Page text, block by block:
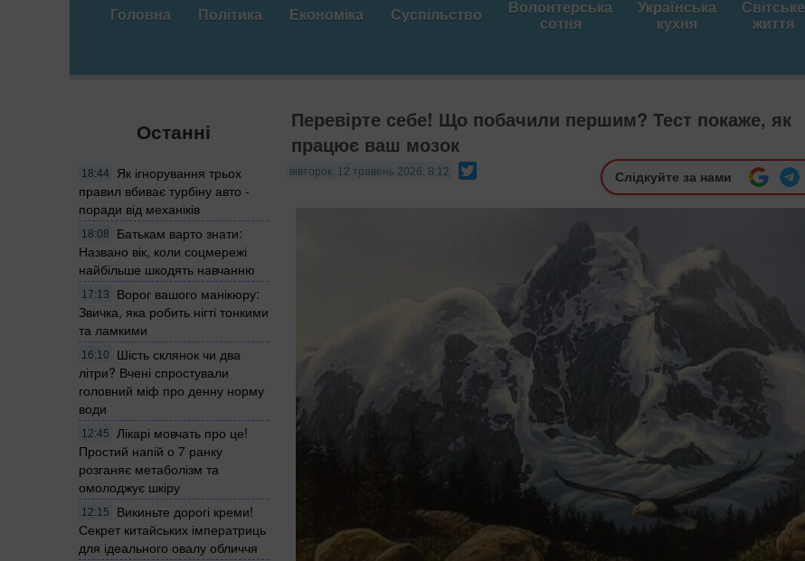
Головна Політика Економіка Суспільство Волонтерська
сотня
Українська
кухня
Світське
життя
Останні
18:44
Як ігнорування трьох
правил вбиває турбіну авто -
поради від механіків
18:08
Батькам варто знати:
Названо вік, коли соцмережі
найбільше шкодять навчанню
17:13
Ворог вашого манікюру:
Звичка, яка робить нігті тонкими
та ламкими
16:10
Шість склянок чи два
літри? Вчені спростували
головний міф про денну норму
води
12:45
Лікарі мовчать про це!
Простий напій о 7 ранку
розганяє метаболізм та
омолоджує шкіру
12:15
Викиньте дорогі креми!
Секрет китайських імператриць
для ідеального овалу обличчя
Перевірте себе! Що побачили першим? Тест покаже, як
працює ваш мозок
вівторок, 12 травень 2026, 8:12 Слідкуйте за нами